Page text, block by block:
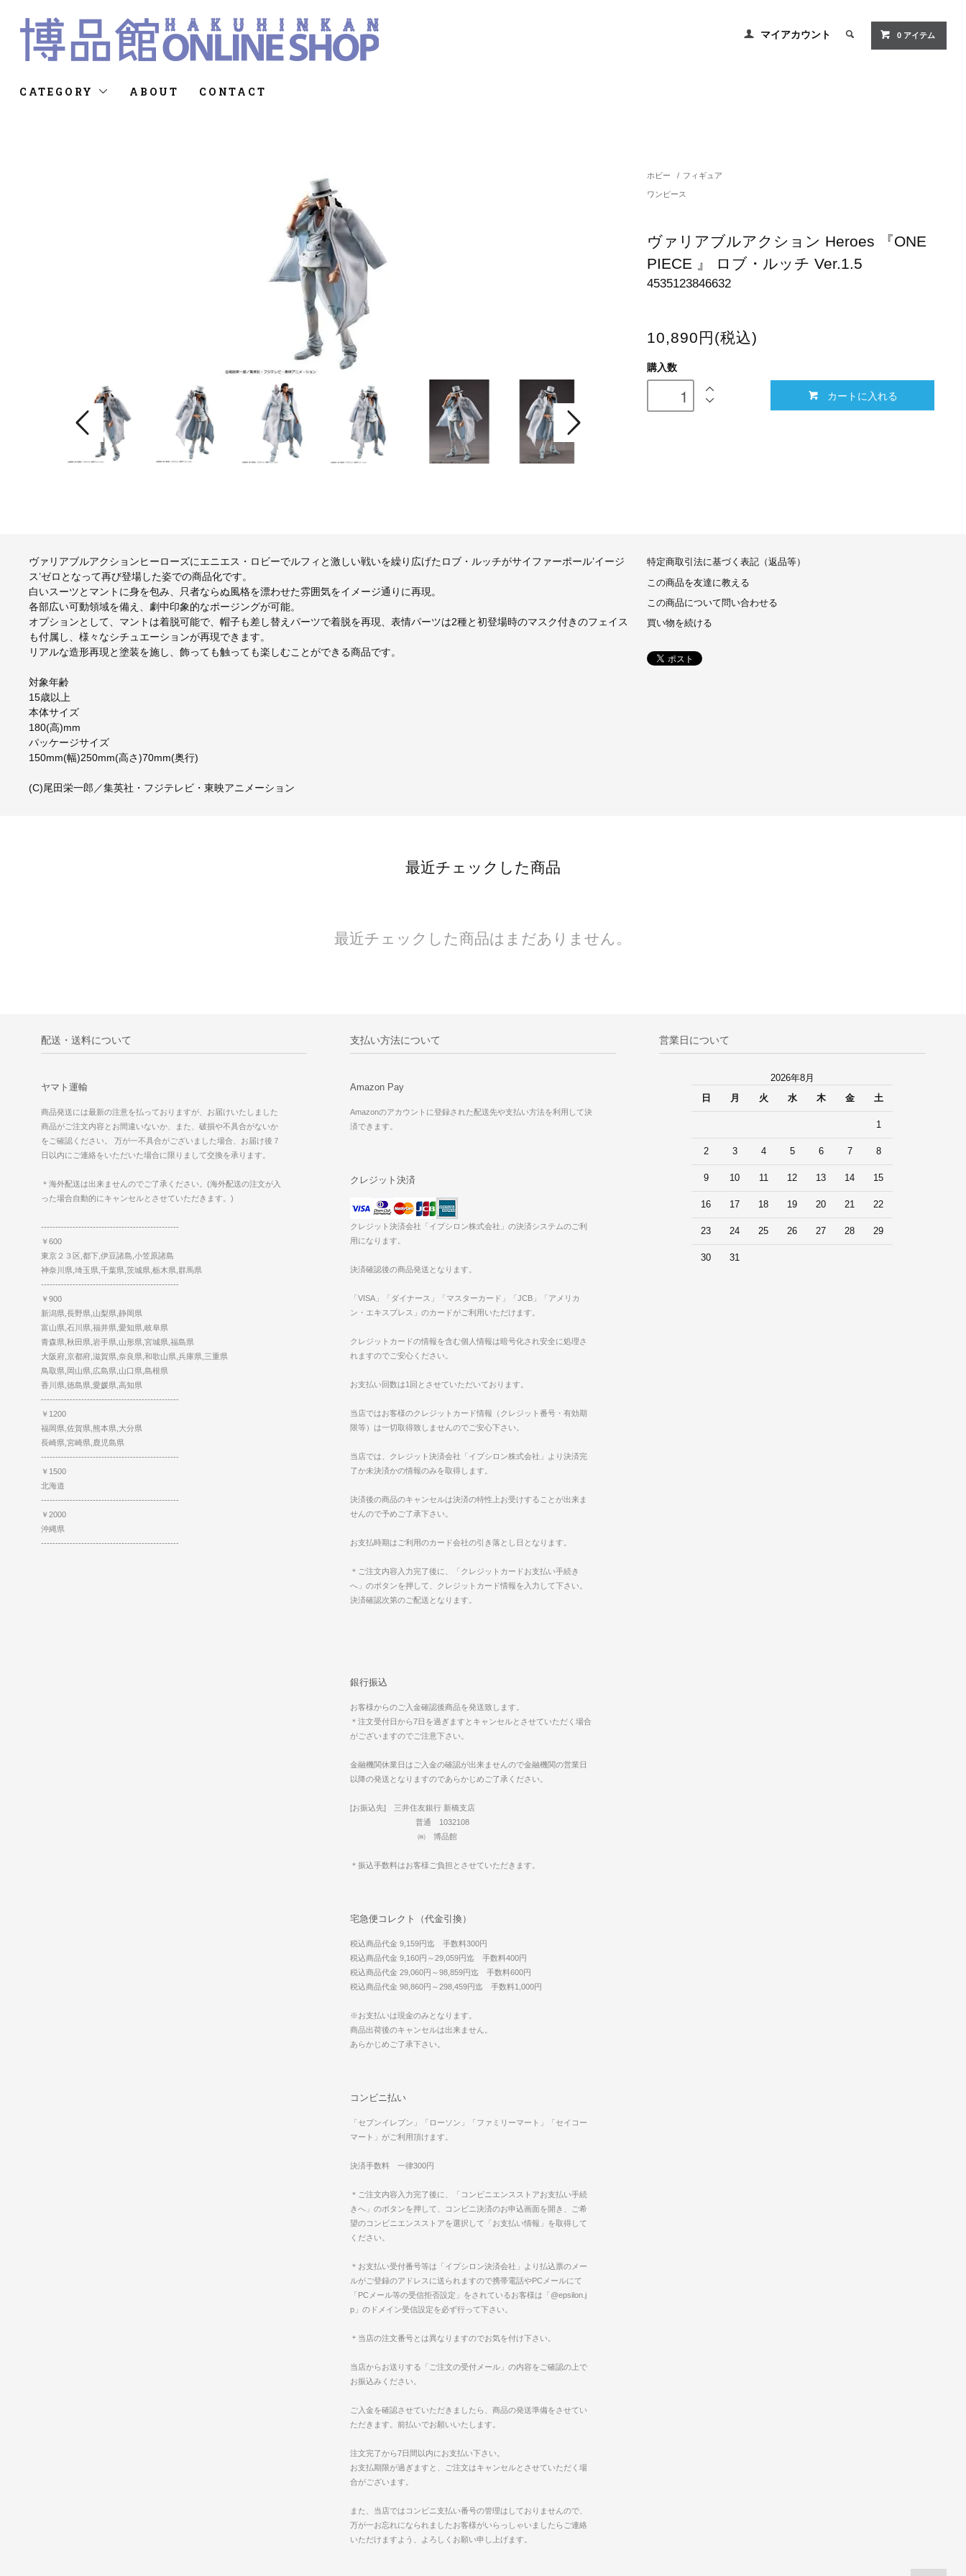
マイアカウント 0 アイテム
CATEGORY ABOUT CONTACT
ホビー / フィギュア
ワンピース
ヴァリアブルアクション Heroes 『ONE
PIECE 』 ロブ・ルッチ Ver.1.5
4535123846632
10,890円(税込)
購入数
カートに入れる
ヴァリアブルアクションヒーローズにエニエス・ロビーでルフィと激しい戦いを繰り広げたロブ・ルッチがサイファーポール’イージ
ス’ゼロとなって再び登場した姿での商品化です。
白いスーツとマントに身を包み、只者ならぬ風格を漂わせた雰囲気をイメージ通りに再現。
各部広い可動領域を備え、劇中印象的なポージングが可能。
オプションとして、マントは着脱可能で、帽子も差し替えパーツで着脱を再現、表情パーツは2種と初登場時のマスク付きのフェイス
も付属し、様々なシチュエーションが再現できます。
リアルな造形再現と塗装を施し、飾っても触っても楽しむことができる商品です。
対象年齢
15歳以上
本体サイズ
180(高)mm
パッケージサイズ
150mm(幅)250mm(高さ)70mm(奥行)
(C)尾田栄一郎／集英社・フジテレビ・東映アニメーション
特定商取引法に基づく表記（返品等）
この商品を友達に教える
この商品について問い合わせる
買い物を続ける
最近チェックした商品
最近チェックした商品はまだありません。
配送・送料について
ヤマト運輸
商品発送には最新の注意を払っておりますが、お届けいたしました
商品がご注文内容とお間違いないか、また、破損や不具合がないか
をご確認ください。 万が一不具合がございました場合、お届け後７
日以内にご連絡をいただいた場合に限りまして交換を承ります。
＊海外配送は出来ませんのでご了承ください。(海外配送の注文が入
った場合自動的にキャンセルとさせていただきます。)
------------------------------------------------
￥600
東京２３区,都下,伊豆諸島,小笠原諸島
神奈川県,埼玉県,千葉県,茨城県,栃木県,群馬県
------------------------------------------------
￥900
新潟県,長野県,山梨県,静岡県
富山県,石川県,福井県,愛知県,岐阜県
青森県,秋田県,岩手県,山形県,宮城県,福島県
大阪府,京都府,滋賀県,奈良県,和歌山県,兵庫県,三重県
鳥取県,岡山県,広島県,山口県,島根県
香川県,徳島県,愛媛県,高知県
------------------------------------------------
￥1200
福岡県,佐賀県,熊本県,大分県
長崎県,宮崎県,鹿児島県
------------------------------------------------
￥1500
北海道
------------------------------------------------
￥2000
沖縄県
------------------------------------------------
支払い方法について
Amazon Pay
Amazonのアカウントに登録された配送先や支払い方法を利用して決
済できます。
クレジット決済
クレジット決済会社「イプシロン株式会社」の決済システムのご利
用になります。
決済確認後の商品発送となります。
「VISA」「ダイナース」「マスターカード」「JCB」「アメリカ
ン・エキスプレス」のカードがご利用いただけます。
クレジットカードの情報を含む個人情報は暗号化され安全に処理さ
れますのでご安心ください。
お支払い回数は1回とさせていただいております。
当店ではお客様のクレジットカード情報（クレジット番号・有効期
限等）は一切取得致しませんのでご安心下さい。
当店では、クレジット決済会社「イプシロン株式会社」より決済完
了か未決済かの情報のみを取得します。
決済後の商品のキャンセルは決済の特性上お受けすることが出来ま
せんので予めご了承下さい。
お支払時期はご利用のカード会社の引き落とし日となります。
＊ご注文内容入力完了後に、「クレジットカードお支払い手続き
へ」のボタンを押して、クレジットカード情報を入力して下さい。
決済確認次第のご配送となります。
銀行振込
お客様からのご入金確認後商品を発送致します。
＊注文受付日から7日を過ぎますとキャンセルとさせていただく場合
がございますのでご注意下さい。
金融機関休業日はご入金の確認が出来ませんので金融機関の営業日
以降の発送となりますのであらかじめご了承ください。
[お振込先] 三井住友銀行 新橋支店
普通 1032108
㈱ 博品館
＊振込手数料はお客様ご負担とさせていただきます。
宅急便コレクト（代金引換）
税込商品代金 9,159円迄 手数料300円
税込商品代金 9,160円～29,059円迄 手数料400円
税込商品代金 29,060円～98,859円迄 手数料600円
税込商品代金 98,860円～298,459円迄 手数料1,000円
※お支払いは現金のみとなります。
商品出荷後のキャンセルは出来ません。
あらかじめご了承下さい。
コンビニ払い
「セブンイレブン」「ローソン」「ファミリーマート」「セイコー
マート」がご利用頂けます。
決済手数料 一律300円
＊ご注文内容入力完了後に、「コンビニエンスストアお支払い手続
きへ」のボタンを押して、コンビニ決済のお申込画面を開き、ご希
望のコンビニエンスストアを選択して「お支払い情報」を取得して
ください。
＊お支払い受付番号等は「イプシロン決済会社」より払込票のメー
ルがご登録のアドレスに送られますので携帯電話やPCメールにて
「PCメール等の受信拒否設定」をされているお客様は「@epsilon.j
p」のドメイン受信設定を必ず行って下さい。
＊当店の注文番号とは異なりますのでお気を付け下さい。
当店からお送りする「ご注文の受付メール」の内容をご確認の上で
お振込みください。
ご入金を確認させていただきましたら、商品の発送準備をさせてい
ただきます。前払いでお願いいたします。
注文完了から7日間以内にお支払い下さい。
お支払期限が過ぎますと、ご注文はキャンセルとさせていただく場
合がございます。
また、当店ではコンビニ支払い番号の管理はしておりませんので、
万が一お忘れになられましたお客様がいらっしゃいましたらご連絡
いただけますよう、よろしくお願い申し上げます。
営業日について
2026年8月
日
月 火 水 木 金 土
1
2 3 4 5 6 7 8
9 10 11 12 13 14 15
16 17 18 19 20 21 22
23 24 25 26 27 28 29
30 31